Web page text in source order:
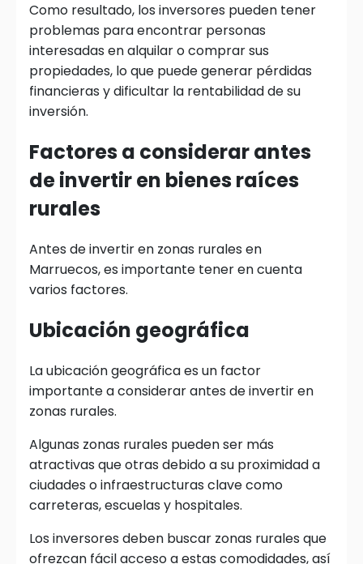
Como resultado, los inversores pueden tener
problemas para encontrar personas
interesadas en alquilar o comprar sus
propiedades, lo que puede generar pérdidas
financieras y dificultar la rentabilidad de su
inversión.
Factores a considerar antes
de invertir en bienes raíces
rurales
Antes de invertir en zonas rurales en
Marruecos, es importante tener en cuenta
varios factores.
Ubicación geográfica
La ubicación geográfica es un factor
importante a considerar antes de invertir en
zonas rurales.
Algunas zonas rurales pueden ser más
atractivas que otras debido a su proximidad a
ciudades o infraestructuras clave como
carreteras, escuelas y hospitales.
Los inversores deben buscar zonas rurales que
ofrezcan fácil acceso a estas comodidades, así